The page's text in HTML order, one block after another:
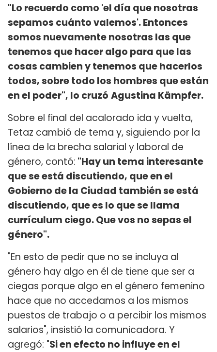
"Lo recuerdo como 'el día que nosotras
sepamos cuánto valemos'. Entonces
somos nuevamente nosotras las que
tenemos que hacer algo para que las
cosas cambien y tenemos que hacerlos
todos, sobre todo los hombres que están
en el poder", lo cruzó Agustina Kämpfer.
Sobre el final del acalorado ida y vuelta,
Tetaz cambió de tema y, siguiendo por la
línea de la brecha salarial y laboral de
género, contó: "Hay un tema interesante
que se está discutiendo, que en el
Gobierno de la Ciudad también se está
discutiendo, que es lo que se llama
currículum ciego. Que vos no sepas el
género".
"En esto de pedir que no se incluya al
género hay algo en él de tiene que ser a
ciegas porque algo en el género femenino
hace que no accedamos a los mismos
puestos de trabajo o a percibir los mismos
salarios", insistió la comunicadora. Y
agregó: "Si en efecto no influye en el